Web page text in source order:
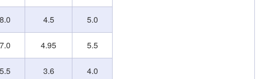
8.0 4.5 5.0
7.0 4.95 5.5
5.5 3.6 4.0